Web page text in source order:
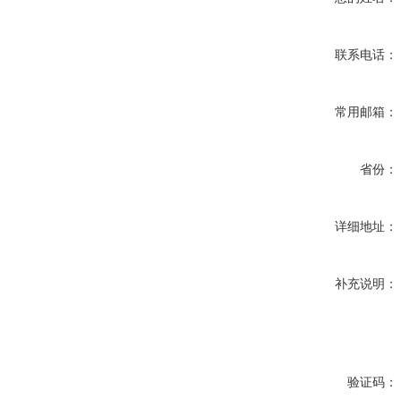
联系电话：
常用邮箱：
省份：
详细地址：
补充说明：
验证码：